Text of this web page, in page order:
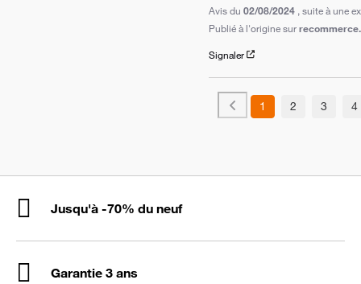
Avis du 02/08/2024 , suite à une
Publié à l'origine sur
Signaler
1 2 3 4
Jusqu'à -70% du neuf
Garantie 3 ans